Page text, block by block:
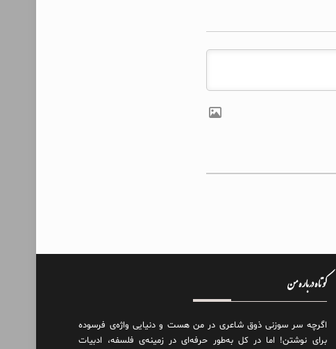
کوتاه درباره من
اگرچه سر سوزنی ذوق شاعری در من هست و دنیایی واژه‌‌ی فرسوده
برای نوشتن! اما در کل به‌طور حرفه‌ای در زمینه‌ی فلسفه، ادبیات